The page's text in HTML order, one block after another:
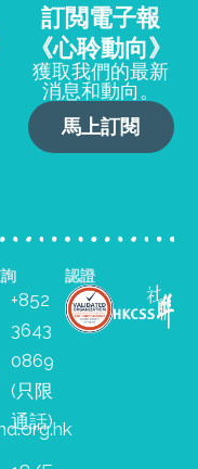
訂閲電子報
《心聆動向》
獲取我們的最新
消息和動向。
馬上訂閱
+852
3643
0869
(只限
通話)
認證